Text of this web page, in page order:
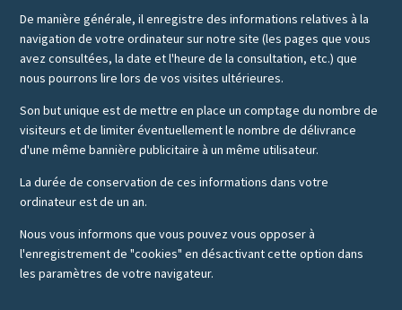
De manière générale, il enregistre des informations relatives à la
navigation de votre ordinateur sur notre site (les pages que vous
avez consultées, la date et l'heure de la consultation, etc.) que
nous pourrons lire lors de vos visites ultérieures.
Son but unique est de mettre en place un comptage du nombre de
visiteurs et de limiter éventuellement le nombre de délivrance
d'une même bannière publicitaire à un même utilisateur.
La durée de conservation de ces informations dans votre
ordinateur est de un an.
Nous vous informons que vous pouvez vous opposer à
l'enregistrement de "cookies" en désactivant cette option dans
les paramètres de votre navigateur.